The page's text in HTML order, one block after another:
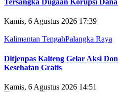
Tersangka Dugaan Korupsi
Kamis, 6 Agustus 2026 17:39
Kalimantan TengahPalangka Raya
Ditjenpas Kalteng Gelar Aksi
Kesehatan Gratis
Kamis, 6 Agustus 2026 14:51